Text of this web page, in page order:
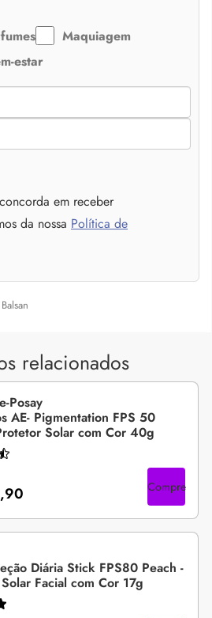
Maquiagem
estar
em receber
da nossa Política de
relacionados
Posay
AE- Pigmentation FPS 50
Solar com Cor 40g
Compre
Diária Stick FPS80 Peach -
Facial com Cor 17g